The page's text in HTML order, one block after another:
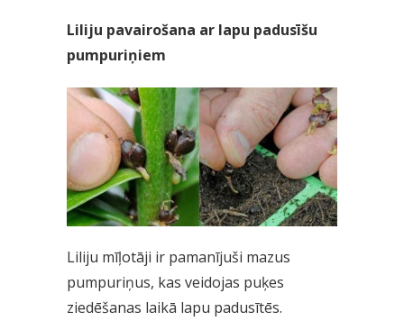
Liliju pavairošana ar lapu padusīšu
pumpuriņiem
Liliju mīļotāji ir pamanījuši mazus
pumpuriņus, kas veidojas puķes
ziedēšanas laikā lapu padusītēs.